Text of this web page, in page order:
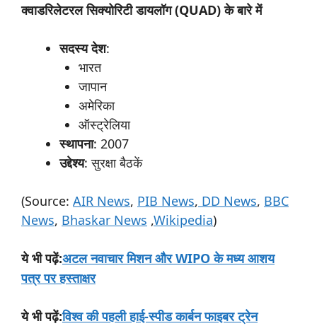
क्वाडरिलेटरल सिक्योरिटी डायलॉग (QUAD)केबारेमें
सदस्यदेश:
भारत
जापान
अमेरिका
ऑस्ट्रेलिया
स्थापना: 2007
उद्देश्य: सुरक्षा बैठकें
(Source: AIR News, PIB News, DD News, BBC
News, Bhaskar News ,Wikipedia)
ये भी पढ़ें:अटल नवाचार मिशन और WIPO के मध्य आशय
पत्र पर हस्ताक्षर
ये भी पढ़ें:विश्व की पहली हाई-स्पीड कार्बन फाइबर ट्रेन